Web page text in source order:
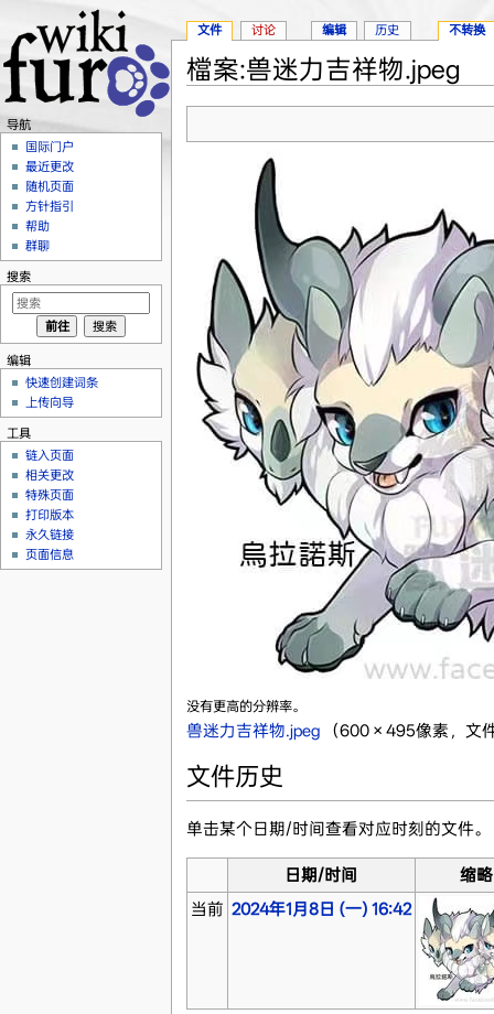
檔案:兽迷力吉祥物.jpeg
没有更高的分辨率。
兽迷力吉祥物.jpeg‎ （600 × 495像素，文
文件历史
单击某个日期/时间查看对应时刻的文件。
日期/时间
缩
当前 2024年1月8日 (一) 16:42
文件 讨论 编辑 历史 不转换
导航
国际门户
最近更改
随机页面
方针指引
帮助
群聊
搜索
编辑
快速创建词条
上传向导
工具
链入页面
相关更改
特殊页面
打印版本
永久链接
页面信息